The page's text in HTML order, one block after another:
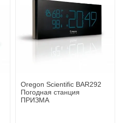
Oregon Scientific BAR292
Погодная станция
ПРИЗМА